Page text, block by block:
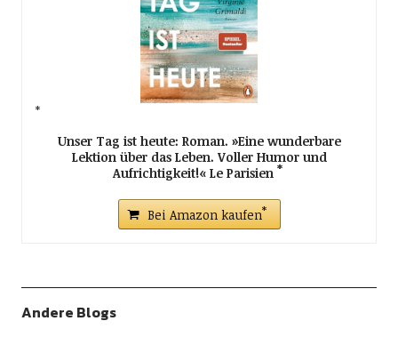
Unser Tag ist heute: Roman. »Eine wunderbare
Lektion über das Leben. Voller Humor und
Aufrichtigkeit!« Le Parisien
Bei Amazon kaufen
Andere Blogs